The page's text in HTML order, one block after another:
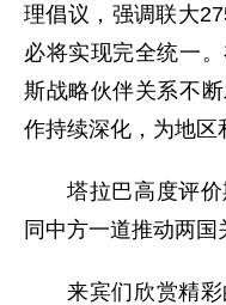
理倡议，强调联大
必将实现完全统一
斯战略伙伴关系不
作持续深化，为地区
塔拉巴高度评
同中方一道推动两国
来宾们欣赏精